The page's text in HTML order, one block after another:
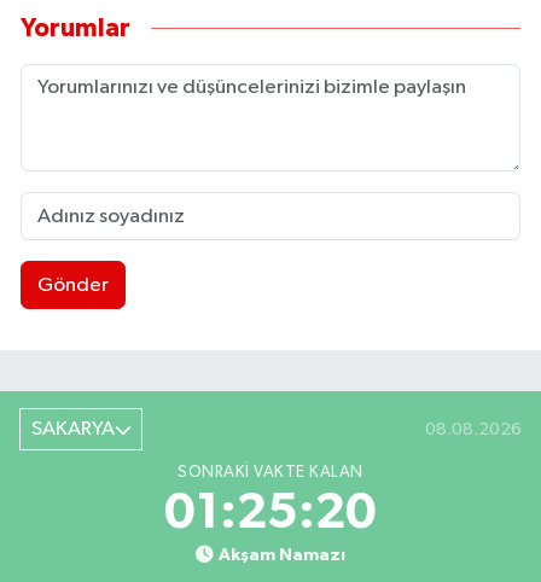
Yorumlar
Gönder
SAKARYA 08.08.2026
SONRAKI VAKTE KALAN
01:25:19
Akşam Namazı